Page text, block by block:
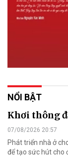
NỔI BẬT
Khơi thông
07/08/2026 20:57
Phát triển nhà ở
để tạo sức hút cho